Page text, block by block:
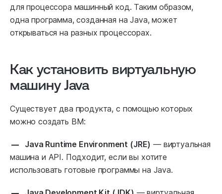
для процессора машинный код. Таким образом,
одна программа, созданная на Java, может
открываться на разных процессорах.
Как установить виртуальную
машину Java
Существует два продукта, с помощью которых
можно создать ВМ:
Java Runtime Environment (JRE) ― виртуальная
машина и API. Подходит, если вы хотите
использовать готовые программы на Java.